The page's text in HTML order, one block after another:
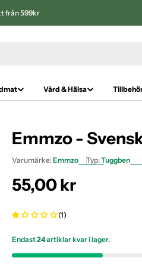
från 599kr
Vård & Hälsa
Emmzo -
Varumärke:Emmzo Typ:Tuggben
Ordinarie
pris
55,00 kr
(1)
Endast24artiklar kvar i lager.